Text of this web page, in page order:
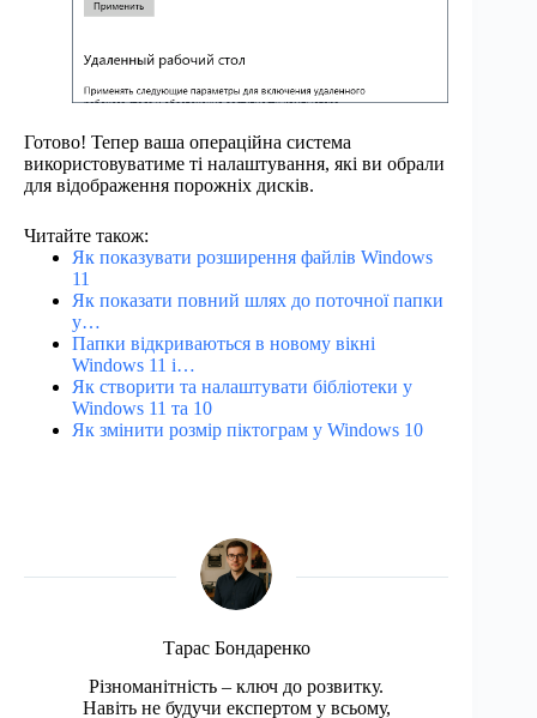
Готово! Тепер ваша операційна система
використовуватиме ті налаштування, які ви обрали
для відображення порожніх дисків.
Читайте також:
Як показувати розширення файлів Windows
11
Як показати повний шлях до поточної папки
у…
Папки відкриваються в новому вікні
Windows 11 і…
Як створити та налаштувати бібліотеки у
Windows 11 та 10
Як змінити розмір піктограм у Windows 10
Тарас Бондаренко
Різноманітність – ключ до розвитку.
Навіть не будучи експертом у всьому,